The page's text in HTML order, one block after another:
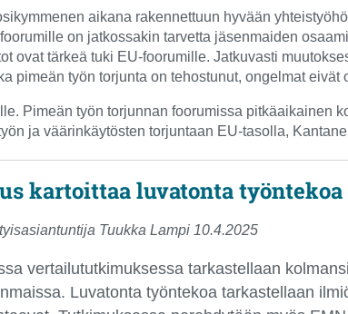
aikana rakennettuun hyvään
on jatkossakin tarvetta jäsenmaiden
ovat tärkeä tuki EU‑foorumille. Jatkuvasti
pimeän työn torjunta on tehostunut, ongelmat eivät
Pimeän työn torjunnan foorumissa pitkäaikainen
ja väärinkäytösten torjuntaan EU-tasolla,
kartoittaa luvatonta työntekoa
Tuukka Lampi 10.4.2025
vertailututkimuksessa tarkastellaan
Luvatonta työntekoa tarkastellaan